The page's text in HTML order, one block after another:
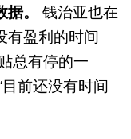
据。 钱治亚也在
有盈利的时间
总有停的一
前还没有时间